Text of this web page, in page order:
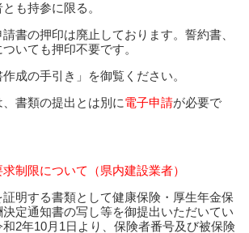
も持参に限る。
書の押印は廃止しております。誓約書、
いても押印不要です。
成の手引き」を御覧ください。
書類の提出とは別に電子申請が必要で
制限について（県内建設業者）
明する書類として健康保険・厚生年金保
定通知書の写し等を御提出いただいてい
2年10月1日より、保険者番号及び被保険